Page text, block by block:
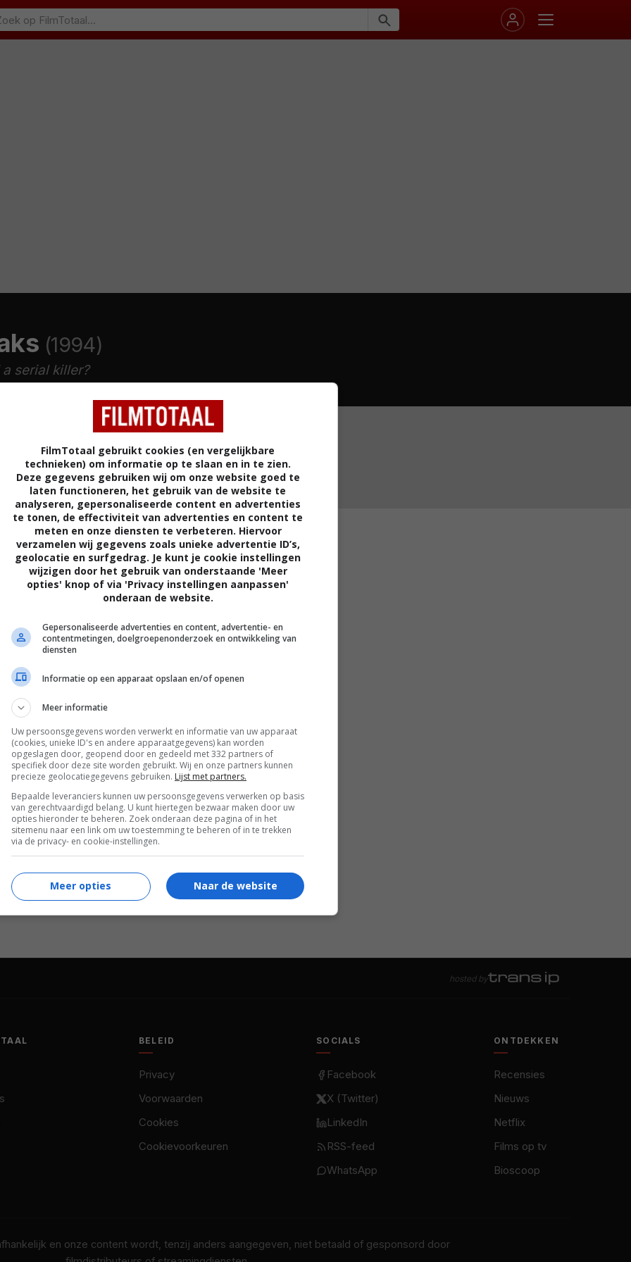
(1994)
serial killer?
VERENIGDE STATEN
een striemende wolkbreuk doen twee tieners
ontdekking. De wegspoelende modder onthult een
De autoriteiten sturen Texas Ranger
Deze specialiste gaat af op haar grillige
gegevens van haar gesofistikeerde apparatuur
sporen. Oude rot in het vak, kapitein Junius
tegenover al deze nieuwerwetse technieken.
spanningen tot uitbarsting kunnen komen,
informatie. Jordan, één van de patientjes
inrichting blijkt heel wat af te weten van de
Michael Cohn.
Martin Sheen,Robert Knepper,Ron
Perlman
Tara Subkoff
Lawrence,John P. Connolly,Michael
Raysses,Ron Recasner,James Medina,
Juan Antonio Devoto,Christopher Doyle
Brock.
hosted by
BELEID
Privacy
Voorwaarden
Cookies
Cookievoorkeuren
SOCIALS
Facebook
X (Twitter)
LinkedIn
RSS-feed
WhatsApp
ONTDEKKEN
Recensies
Nieuws
Netflix
Films op tv
Bioscoop
en onze content wordt, tenzij anders aangegeven, niet betaald of gesponsord door
FilmTotaal gebruikt cookies (en vergelijkbare
technieken) om informatie op te slaan en in te zien.
Deze gegevens gebruiken wij om onze website goed te
laten functioneren, het gebruik van de website te
analyseren, gepersonaliseerde content en advertenties
te tonen, de effectiviteit van advertenties en content te
meten en onze diensten te verbeteren. Hiervoor
verzamelen wij gegevens zoals unieke advertentie ID’s,
geolocatie en surfgedrag. Je kunt je cookie instellingen
wijzigen door het gebruik van onderstaande 'Meer
opties' knop of via 'Privacy instellingen aanpassen'
onderaan de website.
Gepersonaliseerde advertenties en content, advertentie- en
contentmetingen, doelgroepenonderzoek en ontwikkeling van
diensten
Informatie op een apparaat opslaan en/of openen
Meer informatie
Uw persoonsgegevens worden verwerkt en informatie van uw apparaat
(cookies, unieke ID's en andere apparaatgegevens) kan worden
opgeslagen door, geopend door en gedeeld met 332 partners of
specifiek door deze site worden gebruikt. Wij en onze partners kunnen
precieze geolocatiegegevens gebruiken. Lijst met partners.
Bepaalde leveranciers kunnen uw persoonsgegevens verwerken op basis
van gerechtvaardigd belang. U kunt hiertegen bezwaar maken door uw
opties hieronder te beheren. Zoek onderaan deze pagina of in het
sitemenu naar een link om uw toestemming te beheren of in te trekken
via de privacy- en cookie-instellingen.
Naar de website
Meer opties